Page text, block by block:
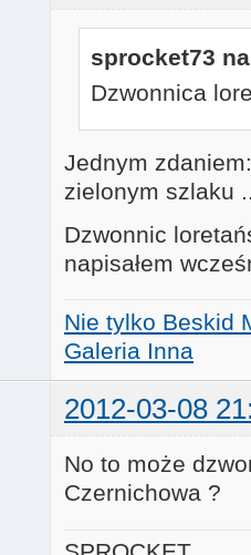
sprocket73
Dzwonnica
Jednym
zielonym szlaku
Dzwonnic
napisałem
Nie tylko Beskid
Galeria Inna
2012-03-08
No to może
Czernichowa ?